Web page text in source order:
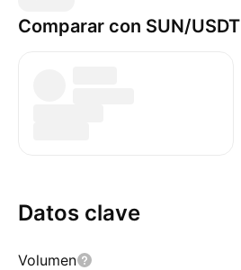
Comparar con SUN/USDT
Datos clave
Volumen